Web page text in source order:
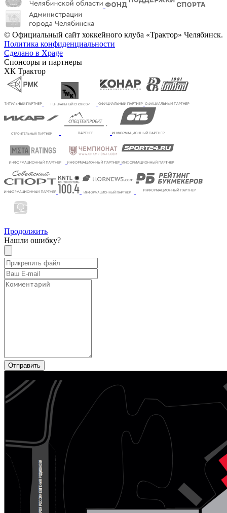
© Официальный сайт хоккейного клуба «Трактор» Челябинск.
Политика конфиденциальности
Сделано в Xpage
Спонсоры и партнеры
ХК Трактор
Продолжить
Нашли ошибку?